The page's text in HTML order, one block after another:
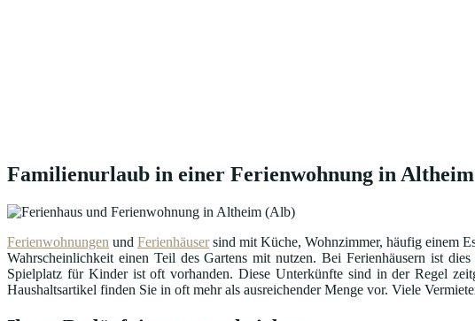
Familienurlaub in einer Ferienwohnung in
Ferienwohnungen undFerienhäusersind mit Küche, Wohnzimmer, häufig einem
Wahrscheinlichkeit einen Teil des Gartens mit nutzen. Bei Ferienhäusern ist
Spielplatz für Kinder ist oft vorhanden. Diese Unterkünfte sind in der Regel
Haushaltsartikel finden Sie in oft mehr als ausreichender Menge vor. Viele